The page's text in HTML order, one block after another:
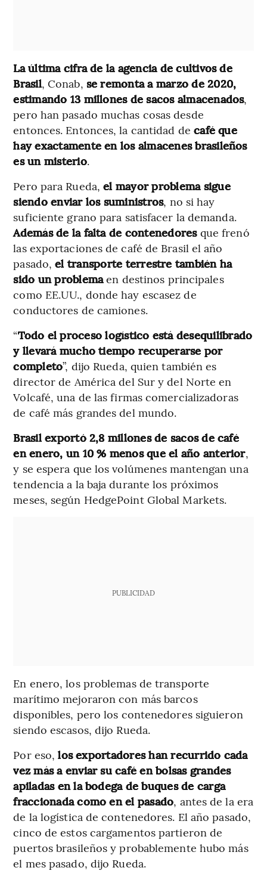
La última cifra de la agencia de cultivos de
Brasil, Conab, se remonta a marzo de 2020,
estimando 13 millones de sacos almacenados,
pero han pasado muchas cosas desde
entonces. Entonces, la cantidad de café que
hay exactamente en los almacenes brasileños
es un misterio.
Pero para Rueda, el mayor problema sigue
siendo enviar los suministros, no si hay
suficiente grano para satisfacer la demanda.
Además de la falta de contenedores que frenó
las exportaciones de café de Brasil el año
pasado,el transporte terrestre también ha
sido un problemaen destinos principales
como EE.UU., donde hay escasez de
conductores de camiones.
“Todo el proceso logístico está desequilibrado
y llevará mucho tiempo recuperarse por
completo”, dijo Rueda, quien también es
director de América del Sur y del Norte en
Volcafé, una de las firmas comercializadoras
de café más grandes del mundo.
Brasil exportó 2,8 millones de sacos de café
en enero, un 10 % menos que el año anterior,
y se espera que los volúmenes mantengan una
tendencia a la baja durante los próximos
meses, según HedgePoint Global Markets.
PUBLICIDAD
En enero, los problemas de transporte
marítimo mejoraron con más barcos
disponibles, pero los contenedores siguieron
siendo escasos, dijo Rueda.
Por eso,los exportadores han recurrido cada
vez más a enviar su café en bolsas grandes
apiladas en la bodega de buques de carga
fraccionada como en el pasado, antes de la era
de la logística de contenedores. El año pasado,
cinco de estos cargamentos partieron de
puertos brasileños y probablemente hubo más
el mes pasado, dijo Rueda.